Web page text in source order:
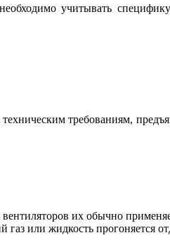
учитывать
требованиям,
их обычно
или жидкость прогоняется